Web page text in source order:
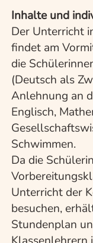
Inhalte und
Der Unterricht
findet am
die
(Deutsch als
Anlehnung an
Englisch,
Schwimmen.
Da die
Unterricht der
besuchen,
Stundenplan